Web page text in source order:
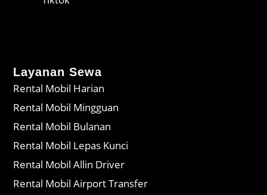
Layanan Sewa
Rental Mobil Harian
Rental Mobil Mingguan
Rental Mobil Bulanan
Rental Mobil Lepas Kunci
Rental Mobil Allin Driver
Rental Mobil Airport Transfer